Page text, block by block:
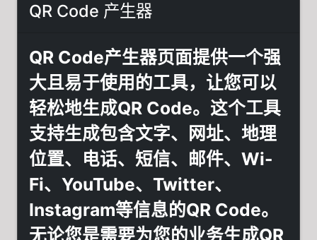
QR Code 产生器
QR Code产生器页面提供一个强
大且易于使用的工具，让您可以
轻松地生成QR Code。这个工具
支持生成包含文字、网址、地理
位置、电话、短信、邮件、Wi-
Fi、YouTube、Twitter、
Instagram等信息的QR Code。
无论您是需要为您的业务生成QR